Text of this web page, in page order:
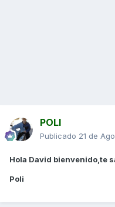
POLI
Publicado 21 de
Hola David bienvenido,te
Poli